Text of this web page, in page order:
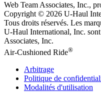
Web Team Associates, Inc.,
Copyright © 2026 U-Haul
Tous droits réservés. Les
U-Haul International, Inc.
Associates, Inc.
Air-Cushioned Ride®
Arbitrage
Politique de
Modalités d'utilisation